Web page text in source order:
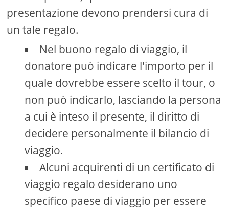
presentazione devono prendersi cura di
un tale regalo.
Nel buono regalo di viaggio, il
donatore può indicare l'importo per il
quale dovrebbe essere scelto il tour, o
non può indicarlo, lasciando la persona
a cui è inteso il presente, il diritto di
decidere personalmente il bilancio di
viaggio.
Alcuni acquirenti di un certificato di
viaggio regalo desiderano uno
specifico paese di viaggio per essere